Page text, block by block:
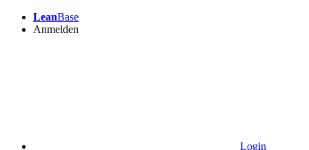
LeanBase
Anmelden
Login